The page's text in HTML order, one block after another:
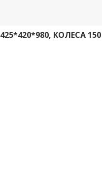
КОЛЕСА